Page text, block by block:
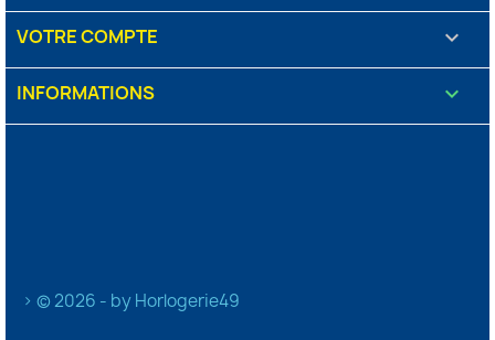
VOTRE COMPTE 
INFORMATIONS keyboard_arrow_down
> © 2026 - by Horlogerie49